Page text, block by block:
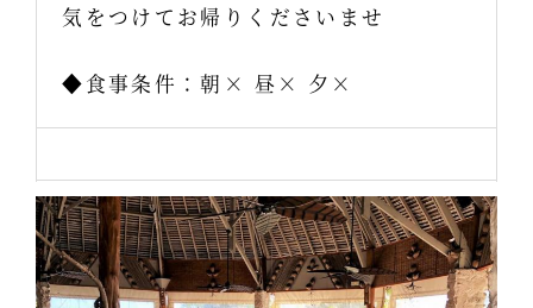
気をつけてお帰りくださいませ
◆食事条件：朝× 昼× 夕×